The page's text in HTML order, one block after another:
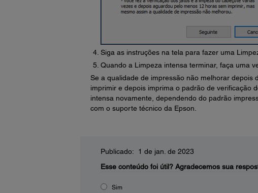
Siga as instruções na tela para fazer uma
Quando a Limpeza intensa terminar, faça uma
Se a qualidade de impressão não melhorar
imprimir e depois imprima o padrão de verificação
intensa novamente, dependendo do padrão
com o suporte técnico da Epson.
Publicado: 1 de jan. de 2023
Esse conteúdo foi útil? Agradecemos sua
Sim